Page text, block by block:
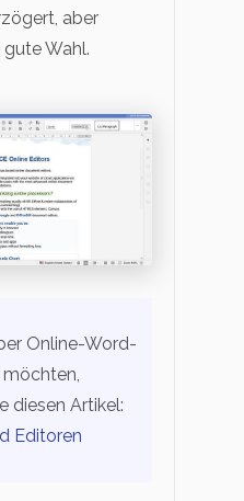
aber
Wahl.
Online-Word-
diesen Artikel:
Editoren